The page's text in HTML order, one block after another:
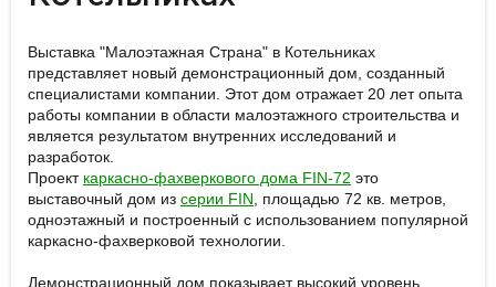
Выставка "Малоэтажная Страна" в Котельниках
представляет новый демонстрационный дом, созданный
специалистами компании. Этот дом отражает 20 лет опыта
работы компании в области малоэтажного строительства и
является результатом внутренних исследований и
разработок.
Проект каркасно-фахверкового дома FIN-72 это
выставочный дом из серии FIN , площадью 72 кв. метров,
одноэтажный и построенный с использованием популярной
каркасно-фахверковой технологии.
Демонстрационный дом показывает высокий уровень